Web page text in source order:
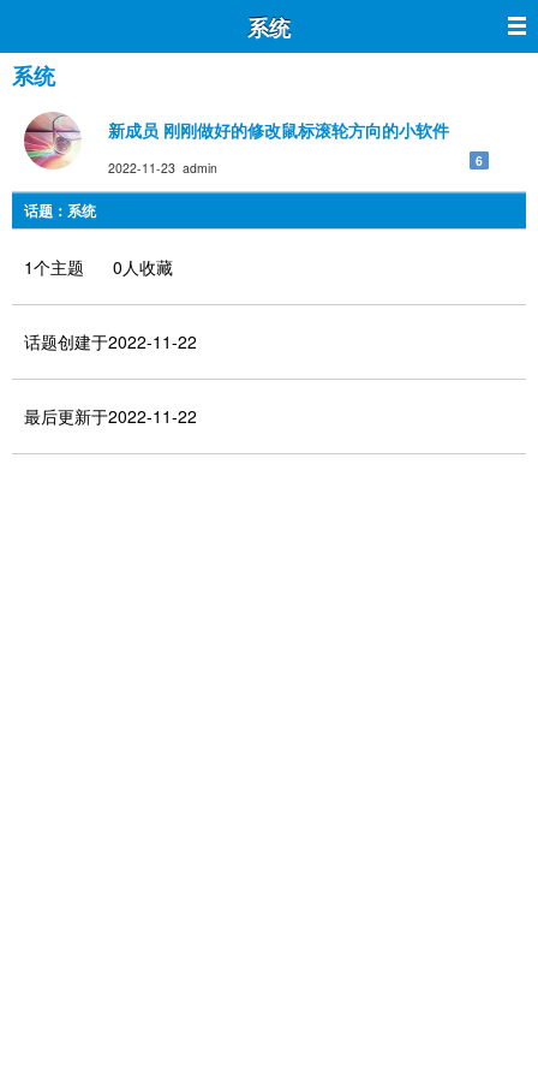
系统
系统
新成员 刚刚做好的修改鼠标滚轮方向的小软件
2022-11-23 admin 6
话题：系统
1个主题 0人收藏
话题创建于2022-11-22
最后更新于2022-11-22